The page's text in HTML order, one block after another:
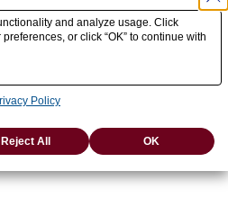
and analyze usage. Click
or click “OK” to continue with
Policy
Reject All OK